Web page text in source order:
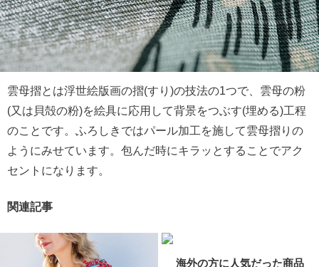
雲母摺とは浮世絵版画の摺(すり)の技法の1つで、雲母の粉
(又は貝殻の粉)を絵具に応用して背景をつぶす(埋める)工程
のことです。ふろしきではパール加工を施して雲母摺りの
ようにみせています。包んだ時にキラッとすることでアク
セントになります。
関連記事
海外の方に人気だった商品